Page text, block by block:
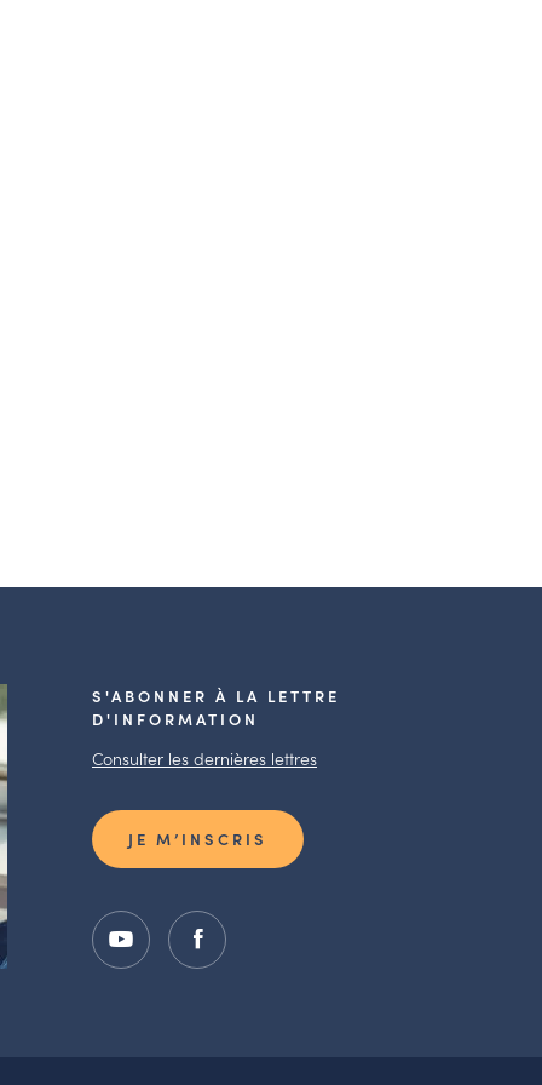
S'ABONNER À LA LETTRE
D'INFORMATION
Consulter les dernières lettres
JE M’INSCRIS